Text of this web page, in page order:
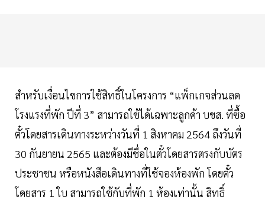
สำหรับเงื่อนไขการใช้สิทธิ์ในโครงการ “แพ็กเกจส่วนลด
โรงแรงที่พัก ปีที่ 3” สามารถใช้ได้เฉพาะลูกค้า บขส. ที่ซื้อ
ตั๋วโดยสารเดินทางระหว่างวันที่ 1 สิงหาคม 2564 ถึงวันที่
30 กันยายน 2565 และต้องมีชื่อในตั๋วโดยสารตรงกับบัตร
ประชาชน หรือหนังสือเดินทางที่ใช้จองห้องพัก โดยตั๋ว
โดยสาร 1 ใบ สามารถใช้กับที่พัก 1 ห้องเท่านั้น สิทธิ์